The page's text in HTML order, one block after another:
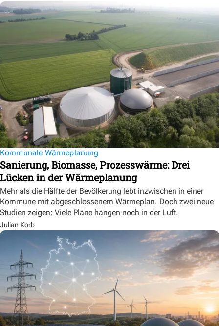
Kommunale Wärmeplanung
Sanierung, Biomasse, Prozesswärme: Drei
Lücken in der Wärmeplanung
Mehr als die Hälfte der Bevölkerung lebt inzwischen in einer
Kommune mit abgeschlossenem Wärmeplan. Doch zwei neue
Studien zeigen: Viele Pläne hängen noch in der Luft.
Julian Korb